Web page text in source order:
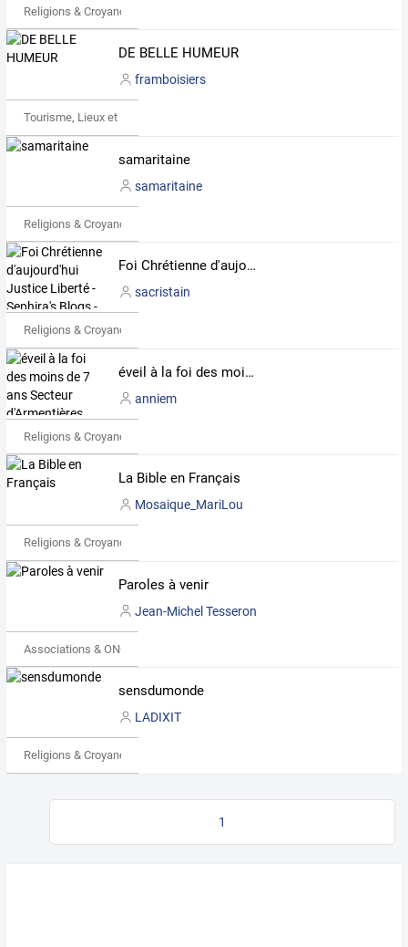
Religions & Croyances
DE BELLE HUMEUR
framboisiers
Tourisme, Lieux et Événements
samaritaine
samaritaine
Religions & Croyances
Foi Chrétienne d'aujourd'hui Justice Liberté - Sephira's Blogs -
sacristain
Religions & Croyances
éveil à la foi des moins de 7 ans Secteur d'Armentières
anniem
Religions & Croyances
La Bible en Français
Mosaique_MariLou
Religions & Croyances
Paroles à venir
Jean-Michel Tesseron
Associations & ONG
sensdumonde
LADIXIT
Religions & Croyances
1